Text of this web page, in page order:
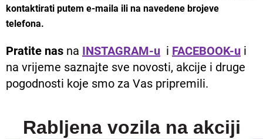
kontaktirati putem e-maila ili na navedene brojeve
telefona.
Pratite nas na INSTAGRAM-u i FACEBOOK-u i
na vrijeme saznajte sve novosti, akcije i druge
pogodnosti koje smo za Vas pripremili.
Rabljena vozila na akciji